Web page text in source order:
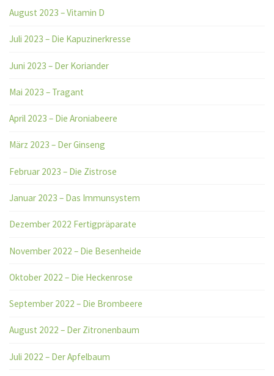
August 2023 – Vitamin D
Juli 2023 – Die Kapuzinerkresse
Juni 2023 – Der Koriander
Mai 2023 – Tragant
April 2023 – Die Aroniabeere
März 2023 – Der Ginseng
Februar 2023 – Die Zistrose
Januar 2023 – Das Immunsystem
Dezember 2022 Fertigpräparate
November 2022 – Die Besenheide
Oktober 2022 – Die Heckenrose
September 2022 – Die Brombeere
August 2022 – Der Zitronenbaum
Juli 2022 – Der Apfelbaum